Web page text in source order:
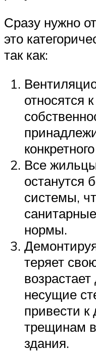
Сразу нужно
это
так как:
относятся
Все
останутся
системы,
нормы.
теряет
несущие
привести
трещинам
здания.